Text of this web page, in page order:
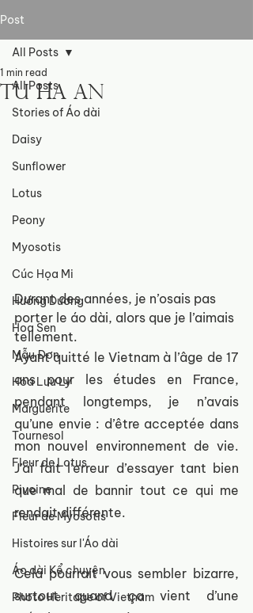
Post
All Posts
Stories of Áo dài
Daisy
Sunflower
Lotus
Peony
Myosotis
Cúc Họa Mi
Hướng Dương
Hoa Sen
Mẫu Đơn
Hoa Lưu Ly
Marguerite
Tournesol
Fleur de Lotus
Pivoine
Fleur de Myosotis
Histoires sur l'Áo dài
Áo dài Kể chuyện
Photo Heritage of Vietnam
All Posts
Tu Ha An
1 min read
Durant des années, je n’osais pas
porter le áo dài, alors que je l’aimais
tellement.
Ayant quitté le Vietnam à l’âge de 17
ans pour les études en France,
pendant longtemps, je n’avais
qu’une envie : d’être acceptée dans
mon nouvel environnement de vie.
J’ai fait l’erreur d’essayer tant bien
que mal de bannir tout ce qui me
rendait différente.
Cela pourrait vous sembler bizarre,
surtout quand ça vient d’une